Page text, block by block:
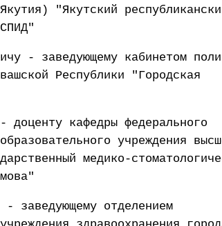
"Якутский
- заведующему кабинетом
Республики "Городская
доценту кафедры федерального
учреждения
медико-
- заведующему отделением